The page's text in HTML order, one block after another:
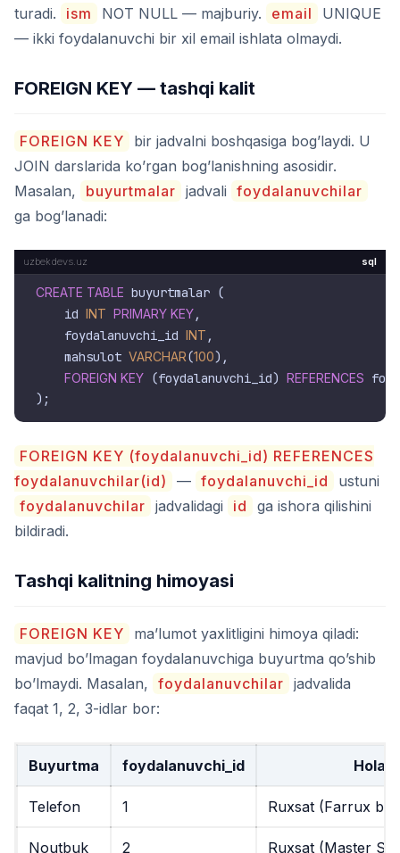
turadi.
ism NOT NULL — majburiy. email
UNIQUE
— ikki foydalanuvchi bir xil email ishlata olmaydi.
FOREIGN KEY — tashqi kalit
FOREIGN KEY
bir jadvalni boshqasiga bog’laydi. U
JOIN darslarida ko’rgan bog’lanishning asosidir.
Masalan,
buyurtmalar jadvali foydalanuvchilar
ga bog’lanadi:
sql
CREATE TABLE buyurtmalar (
    id
INT PRIMARY KEY,
    foydalanuvchi_id
INT ,
    mahsulot
VARCHAR(100),
FOREIGN KEY (foydalanuvchi_id) REFERENCES
FOREIGN KEY (foydalanuvchi_id) REFERENCES
foydalanuvchilar(id)
— foydalanuvchi_id
ustuni
foydalanuvchilar jadvalidagi id
ga ishora qilishini
bildiradi.
Tashqi kalitning himoyasi
FOREIGN KEY
ma’lumot yaxlitligini himoya qiladi:
mavjud bo’lmagan foydalanuvchiga buyurtma qo’shib
bo’lmaydi. Masalan, foydalanuvchilar jadvalida
faqat 1, 2, 3-idlar bor:
Buyurtma foydalanuvchi_id Holati
Telefon 1 Ruxsat (Farrux
Noutbuk 2 Ruxsat (Master